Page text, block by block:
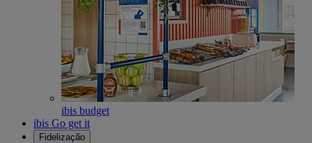
ibis budget
ibis Go get it
Fidelização